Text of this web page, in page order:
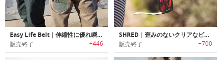
Easy Life Belt｜伸縮性に優れ瞬時装着可能なマグネットベルト「イージーライフベルト」
販売終了 +446
SHRED｜歪みのないクリアなビューを提供する液状ウレタンレンズサングラス「シュレッド」
販売終了 +700